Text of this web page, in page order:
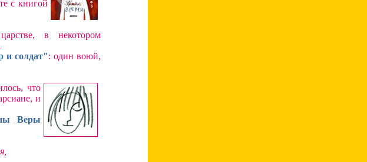
с книгой
в некотором
и солдат": один воюй,
что
и
Веры